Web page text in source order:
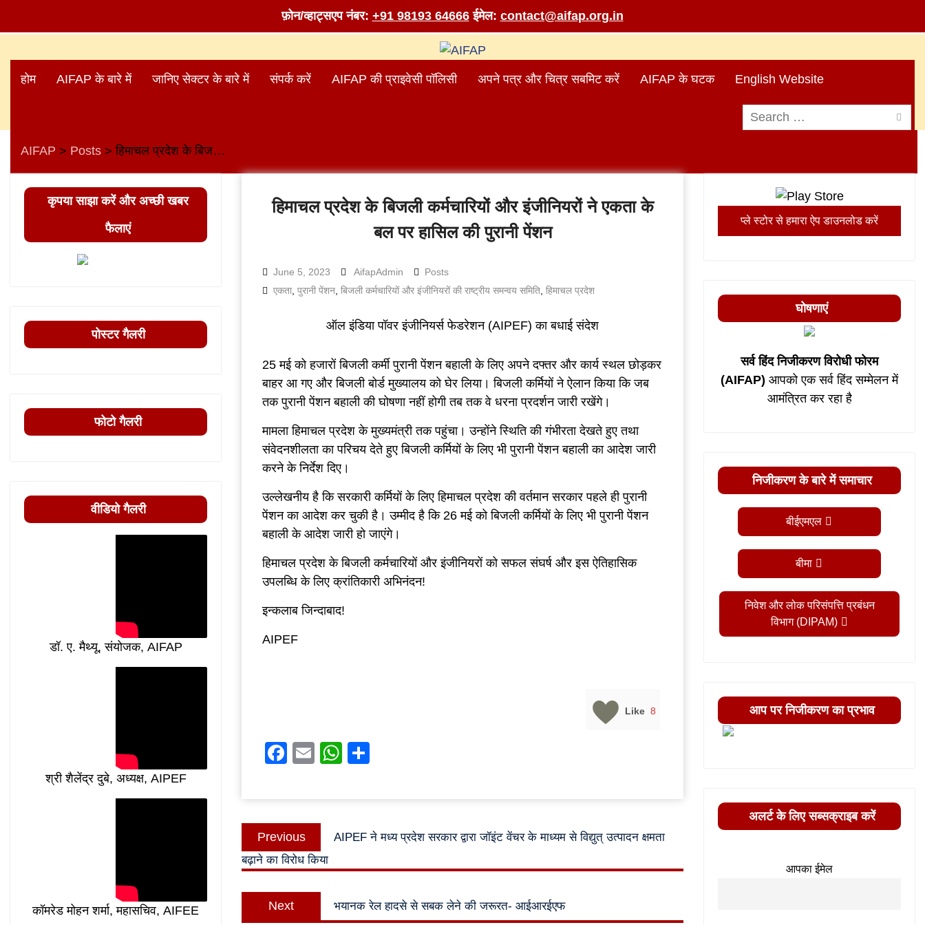
फ़ोन/व्हाट्सएप नंबर: +91 98193 64666 ईमेल: contact@aifap.org.in
content
होम AIFAP के बारे में जानिए सेक्टर के बारे में संपर्क करें AIFAP की प्राइवेसी पॉलिसी अपने पत्र और चित्र सबमिट करें AIFAP के घटक English Website
Search
for:
AIFAP > Posts > हिमाचल प्रदेश के बिजली कर्मचारियों और इंजीनियरों ने एकता के बल पर हासिल की पुरानी पेंशन
हिमाचल प्रदेश के बिजली कर्मचारियों और इंजीनियरों ने एकता के
बल पर हासिल की पुरानी पेंशन
June 5, 2023 AifapAdmin
Posts
एकता पुरानी पेंशन बिजली कर्मचारियों और इंजीनियरों की राष्ट्रीय समन्वय समिति हिमाचल प्रदेश
ऑल इंडिया पॉवर इंजीनियर्स फेडरेशन (AIPEF) का बधाई संदेश
25 मई को हजारों बिजली कर्मी पुरानी पेंशन बहाली के लिए अपने दफ्तर और कार्य स्थल छोड़कर
बाहर आ गए और बिजली बोर्ड मुख्यालय को घेर लिया। बिजली कर्मियों ने ऐलान किया कि जब
तक पुरानी पेंशन बहाली की घोषणा नहीं होगी तब तक वे धरना प्रदर्शन जारी रखेंगे।
मामला हिमाचल प्रदेश के मुख्यमंत्री तक पहुंचा। उन्होंने स्थिति की गंभीरता देखते हुए तथा
संवेदनशीलता का परिचय देते हुए बिजली कर्मियों के लिए भी पुरानी पेंशन बहाली का आदेश जारी
करने के निर्देश दिए।
उल्लेखनीय है कि सरकारी कर्मियों के लिए हिमाचल प्रदेश की वर्तमान सरकार पहले ही पुरानी
पेंशन का आदेश कर चुकी है। उम्मीद है कि 26 मई को बिजली कर्मियों के लिए भी पुरानी पेंशन
बहाली के आदेश जारी हो जाएंगे।
हिमाचल प्रदेश के बिजली कर्मचारियों और इंजीनियरों को सफल संघर्ष और इस ऐतिहासिक
उपलब्धि के लिए क्रांतिकारी अभिनंदन!
इन्कलाब जिन्दाबाद!
AIPEF
Like 8
Facebook
EmailWhatsApp
Post
navigation
Previous
Previous
post:
AIPEF ने मध्य प्रदेश सरकार द्वारा जॉइंट वेंचर के माध्यम से विद्युत् उत्पादन क्षमता
बढ़ाने का विरोध किया
Next
post:
भयानक रेल हादसे से सबक लेने की जरूरत- आईआरईएफ
प्ले स्टोर से हमारा ऐप डाउनलोड करें
घोषणाएं
सर्व हिंद निजीकरण विरोधी फोरम
(AIFAP) आपको एक सर्व हिंद सम्मेलन में
आमंत्रित कर रहा है
निजीकरण के बारे में समाचार
बीईएमएल
बीमा
निवेश और लोक परिसंपत्ति प्रबंधन
विभाग (DIPAM)
आप पर निजीकरण का प्रभाव
अलर्ट के लिए सब्सक्राइब करें
आपका ईमेल
कृपया साझा करें और अच्छी खबर
फैलाएं
पोस्टर गैलरी
फोटो गैलरी
वीडियो गैलरी
डॉ. ए. मैथ्यू, संयोजक, AIFAP
श्री शैलेंद्र दुबे, अध्यक्ष, AIPEF
कॉमरेड मोहन शर्मा, महासचिव, AIFEE